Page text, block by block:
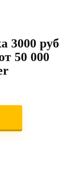
3000 руб
50 000